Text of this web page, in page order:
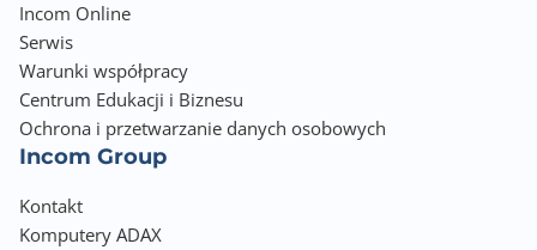
Wilgotność względna: 5-95% bez kondensacji
Gwarancja producenta [mies.]
60
Incom Online
Serwis
Warunki współpracy
Centrum Edukacji i Biznesu
Ochrona i przetwarzanie danych osobowych
Incom Group
Kontakt
Komputery ADAX